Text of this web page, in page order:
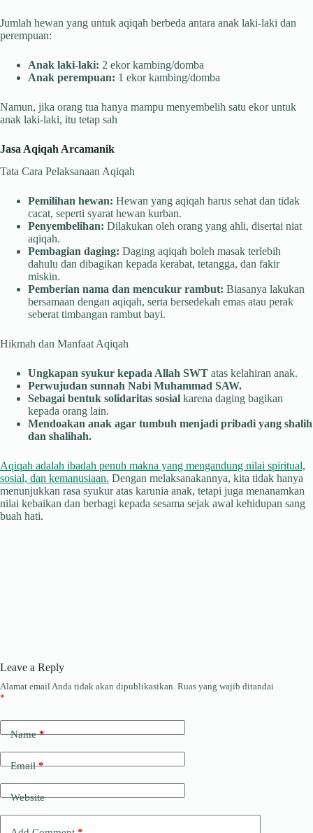
Jumlah hewan yang untuk aqiqah berbeda antara anak laki-laki dan
perempuan:
Anak laki-laki: 2 ekor kambing/domba
Anak perempuan: 1 ekor kambing/domba
Namun, jika orang tua hanya mampu menyembelih satu ekor untuk
anak laki-laki, itu tetap sah
Jasa Aqiqah Arcamanik
Tata Cara Pelaksanaan Aqiqah
Pemilihan hewan: Hewan yang aqiqah harus sehat dan tidak
cacat, seperti syarat hewan kurban.
Penyembelihan: Dilakukan oleh orang yang ahli, disertai niat
aqiqah.
Pembagian daging: Daging aqiqah boleh masak terlebih
dahulu dan dibagikan kepada kerabat, tetangga, dan fakir
miskin.
Pemberian nama dan mencukur rambut: Biasanya lakukan
bersamaan dengan aqiqah, serta bersedekah emas atau perak
seberat timbangan rambut bayi.
Hikmah dan Manfaat Aqiqah
Ungkapan syukur kepada Allah SWT atas kelahiran anak.
Perwujudan sunnah Nabi Muhammad SAW.
Sebagai bentuk solidaritas sosial karena daging bagikan
kepada orang lain.
Mendoakan anak agar tumbuh menjadi pribadi yang shalih
dan shalihah.
Aqiqah adalah ibadah penuh makna yang mengandung nilai spiritual,
sosial, dan kemanusiaan. Dengan melaksanakannya, kita tidak hanya
menunjukkan rasa syukur atas karunia anak, tetapi juga menanamkan
nilai kebaikan dan berbagi kepada sesama sejak awal kehidupan sang
buah hati.
Leave a Reply
Alamat email Anda tidak akan dipublikasikan. Ruas yang wajib ditandai
*
Name*
Email*
Website